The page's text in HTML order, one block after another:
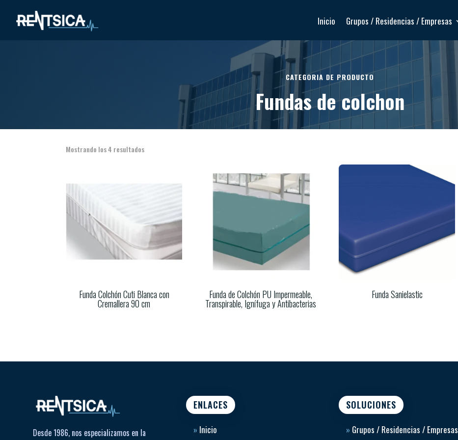
Inicio Grupos / Residencias / Empresas
CATEGORIA DE PRODUCTO
Fundas de colchon
Mostrando los 4 resultados
Funda Colchón Cuti Blanca con
Cremallera 90 cm
Funda de Colchón PU Impermeable,
Transpirable, Ignífuga y Antibacterias
Funda Sanielastic
Desde 1986, nos especializamos en la
ENLACES
» Inicio
SOLUCIONES
» Grupos / Residencias / Empresas